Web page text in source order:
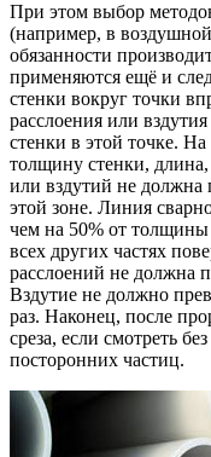
При этом выбор
(например, в
обязанности
применяются ещё и
стенки вокруг точки
расслоения или
стенки в этой точке.
толщину стенки,
или вздутий не
этой зоне. Линия
чем на 50% от
всех других частях
расслоений не должна
Вздутие не должно
раз. Наконец, после
среза, если смотреть
посторонних частиц.